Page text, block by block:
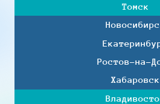
Томск
Ростов-на-
Хабаровск